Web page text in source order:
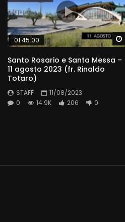
Later
01:45:00
Santo Rosario e Santa Messa –
11 agosto 2023 (fr. Rinaldo
Totaro)
STAFF
11/08/2023
0
14.9K 206 0